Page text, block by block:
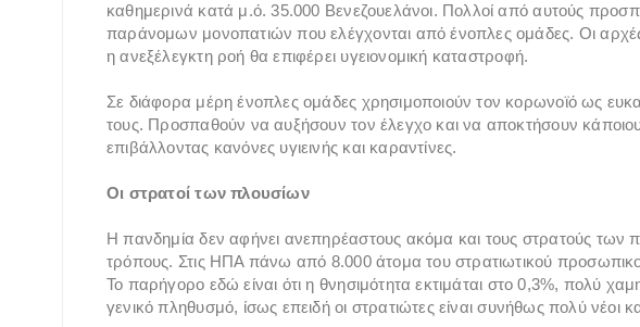
καθημερινά κατά μ.ό. 35.000 Βενεζουελάνοι. Πολλοί από αυτούς
παράνομων μονοπατιών που ελέγχονται από ένοπλες ομάδες. Οι
η ανεξέλεγκτη ροή θα επιφέρει υγειονομική καταστροφή.
Σε διάφορα μέρη ένοπλες ομάδες χρησιμοποιούν τον κορωνοϊό ως
τους. Προσπαθούν να αυξήσουν τον έλεγχο και να αποκτήσουν
επιβάλλοντας κανόνες υγιεινής και καραντίνες.
Οι στρατοί των πλουσίων
Η πανδημία δεν αφήνει ανεπηρέαστους ακόμα και τους στρατούς
τρόπους. Στις ΗΠΑ πάνω από 8.000 άτομα του στρατιωτικού
Το παρήγορο εδώ είναι ότι η θνησιμότητα εκτιμάται στο 0,3%, πολύ
γενικό πληθυσμό, ίσως επειδή οι στρατιώτες είναι συνήθως πολύ νέοι